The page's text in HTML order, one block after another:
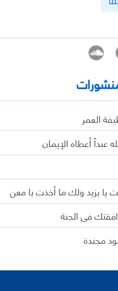
العمر
عبداً أعطاه الإيمان
يا يزيد ولك ما أخذت يا معن
في الجنة
مجندة